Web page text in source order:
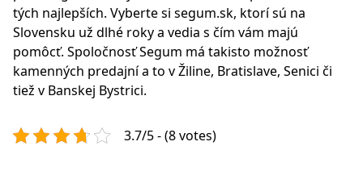
tých najlepších. Vyberte si segum.sk, ktorí sú na
Slovensku už dlhé roky a vedia s čím vám majú
pomôcť. Spoločnosť Segum má takisto možnosť
kamenných predajní a to v Žiline, Bratislave, Senici či
tiež v Banskej Bystrici.
3.7/5 - (8 votes)